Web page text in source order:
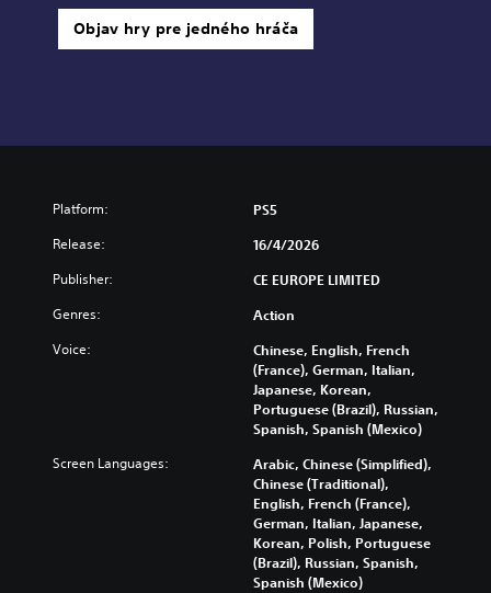
Objav hry pre jedného hráča
Platform: PS5
Release: 16/4/2026
Publisher: CE EUROPE LIMITED
Genres: Action
Voice:
Chinese, English, French
(France), German, Italian,
Japanese, Korean,
Portuguese (Brazil), Russian,
Spanish, Spanish (Mexico)
Screen Languages:
Arabic, Chinese (Simplified),
Chinese (Traditional),
English, French (France),
German, Italian, Japanese,
Korean, Polish, Portuguese
(Brazil), Russian, Spanish,
Spanish (Mexico)